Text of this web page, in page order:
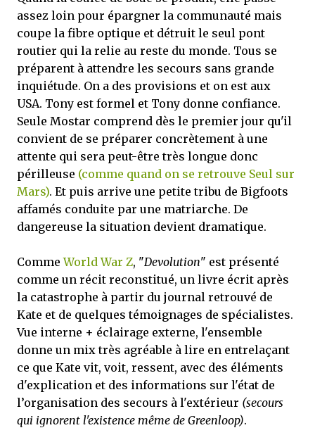
assez loin pour épargner la communauté mais
coupe la fibre optique et détruit le seul pont
routier qui la relie au reste du monde. Tous se
préparent à attendre les secours sans grande
inquiétude. On a des provisions et on est aux
USA. Tony est formel et Tony donne confiance.
Seule Mostar comprend dès le premier jour qu'il
convient de se préparer concrètement à une
attente qui sera peut-être très longue donc
périlleuse (comme quand on se retrouve Seul sur
Mars). Et puis arrive une petite tribu de Bigfoots
affamés conduite par une matriarche. De
dangereuse la situation devient dramatique.
CommeWorld War Z, "Devolution" est présenté
comme un récit reconstitué, un livre écrit après
la catastrophe à partir du journal retrouvé de
Kate et de quelques témoignages de spécialistes.
Vue interne + éclairage externe, l'ensemble
donne un mix très agréable à lire en entrelaçant
ce que Kate vit, voit, ressent, avec des éléments
d'explication et des informations sur l'état de
l’organisation des secours à l'extérieur (secours
qui ignorent l'existence même de Greenloop).